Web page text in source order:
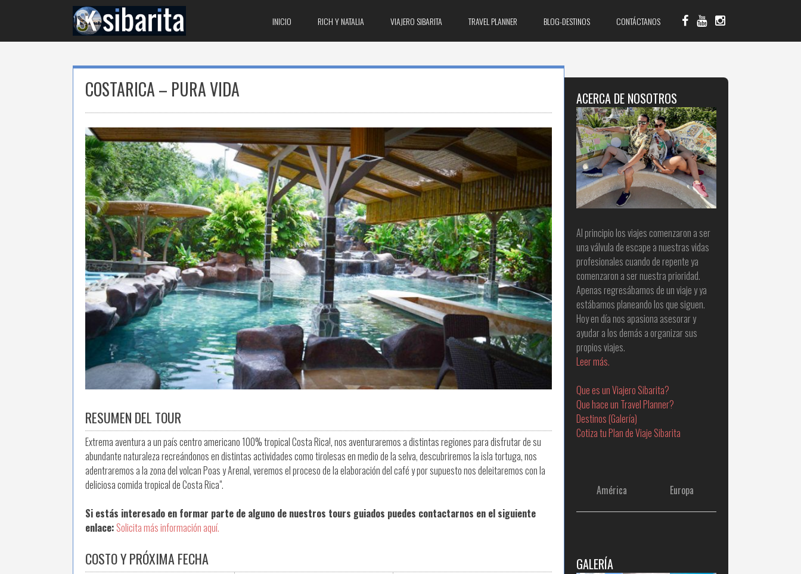
INICIO RICH Y NATALIA VIAJERO SIBARITA TRAVEL PLANNER BLOG-DESTINOS CONTÁCTANOS
COSTARICA – PURA VIDA
RESUMEN DEL TOUR
Extrema aventura a un país centro americano 100% tropical Costa Rica!, nos aventuraremos a distintas regiones para disfrutar de su
abundante naturaleza recreándonos en distintas actividades como tirolesas en medio de la selva, descubriremos la isla tortuga, nos
adentraremos a la zona del volcan Poas y Arenal, veremos el proceso de la elaboración del café y por supuesto nos deleitaremos con la
deliciosa comida tropical de Costa Rica".
Si estás interesado en formar parte de alguno de nuestros tours guiados puedes contactarnos en el siguiente
enlace: Solicita más información aquí.
COSTO Y PRÓXIMA FECHA
ACERCA DE NOSOTROS
Al principio los viajes comenzaron a ser
una válvula de escape a nuestras vidas
profesionales cuando de repente ya
comenzaron a ser nuestra prioridad.
Apenas regresábamos de un viaje y ya
estábamos planeando los que siguen.
Hoy en día nos apasiona asesorar y
ayudar a los demás a organizar sus
propios viajes.
Leer más.
Que es un Viajero Sibarita?
Que hace un Travel Planner?
Destinos (Galería)
Cotiza tu Plan de Viaje Sibarita
América Europa
GALERÍA